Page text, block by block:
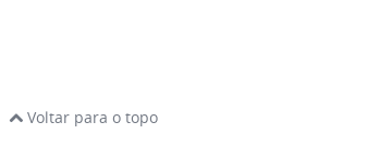
Voltar para o topo